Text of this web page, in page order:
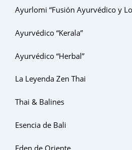
Ayurlomi “Fusión Ayurvédico y
Ayurvédico “Kerala”
Ayurvédico “Herbal”
La Leyenda Zen Thai
Thai & Balines
Esencia de Bali